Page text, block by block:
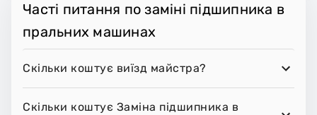
Часті питання по заміні підшипника в
пральних машинах
Скільки коштує виїзд майстра?
Скільки коштує Заміна підшипника в